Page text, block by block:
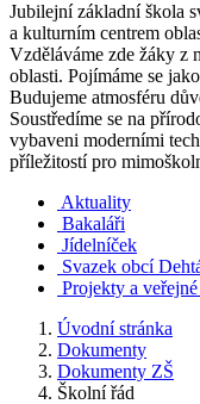
Jubilejní základní škola
a kulturním centrem
Vzděláváme zde žáky z
oblasti. Pojímáme se
Budujeme atmosféru
Soustředíme se na
vybaveni moderními
příležitostí pro
Aktuality
Bakaláři
Jídelníček
Svazek obcí
Projekty a
Úvodní stránka
Dokumenty
Dokumenty ZŠ
Školní řád